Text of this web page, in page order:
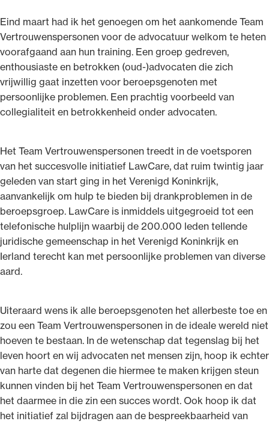
Eind maart had ik het genoegen om het aankomende Team
Vertrouwenspersonen voor de advocatuur welkom te heten
voorafgaand aan hun training. Een groep gedreven,
enthousiaste en betrokken (oud-)advocaten die zich
vrijwillig gaat inzetten voor beroepsgenoten met
persoonlijke problemen. Een prachtig voorbeeld van
collegialiteit en betrokkenheid onder advocaten.
Het Team Vertrouwenspersonen treedt in de voetsporen
van het succesvolle initiatief LawCare, dat ruim twintig jaar
geleden van start ging in het Verenigd Koninkrijk,
aanvankelijk om hulp te bieden bij drankproblemen in de
beroepsgroep. LawCare is inmiddels uitgegroeid tot een
telefonische hulplijn waarbij de 200.000 leden tellende
juridische gemeenschap in het Verenigd Koninkrijk en
Ierland terecht kan met persoonlijke problemen van diverse
aard.
Uiteraard wens ik alle beroepsgenoten het allerbeste toe en
zou een Team Vertrouwenspersonen in de ideale wereld niet
hoeven te bestaan. In de wetenschap dat tegenslag bij het
leven hoort en wij advocaten net mensen zijn, hoop ik echter
van harte dat degenen die hiermee te maken krijgen steun
kunnen vinden bij het Team Vertrouwenspersonen en dat
het daarmee in die zin een succes wordt. Ook hoop ik dat
het initiatief zal bijdragen aan de bespreekbaarheid van